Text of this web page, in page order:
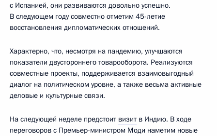
с Испанией, они развиваются довольно успешно.
В следующем году совместно отметим 45-летие
восстановления дипломатических отношений.
Характерно, что, несмотря на пандемию, улучшаются
показатели двустороннего товарооборота. Реализуются
совместные проекты, поддерживается взаимовыгодный
диалог на политическом уровне, а также весьма активные
деловые и культурные связи.
На следующей неделе предстоит визит в Индию. В ходе
переговоров с Премьер-министром Моди наметим новые